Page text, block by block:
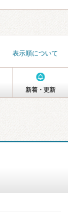
表示順について
新着・更新